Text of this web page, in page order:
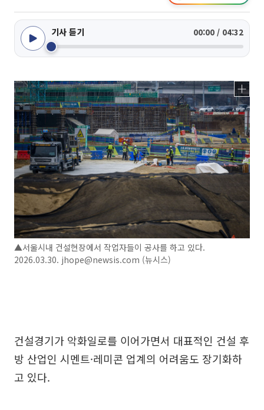
기사 듣기 00:00 / 04:32
▲서울시내 건설현장에서 작업자들이 공사를 하고 있다.
2026.03.30. jhope@newsis.com (뉴시스)
건설경기가 악화일로를 이어가면서 대표적인 건설 후
방 산업인 시멘트·레미콘 업계의 어려움도 장기화하
고 있다.